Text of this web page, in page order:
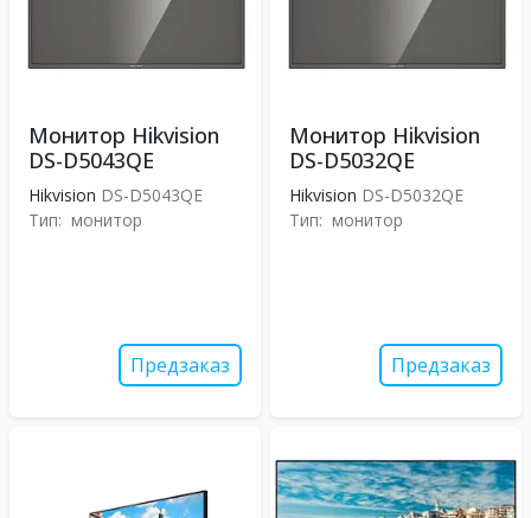
Монитор Hikvision
DS-D5043QE
Hikvision DS-D5043QE
Тип: монитор
Предзаказ
Монитор Hikvision
DS-D5032QE
Hikvision DS-D5032QE
Тип: монитор
Предзаказ